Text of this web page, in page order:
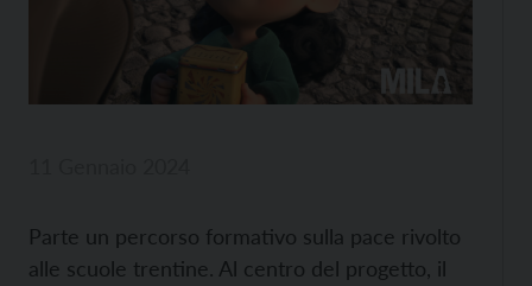
Parte un percorso formativo sulla pace rivolto
alle scuole trentine. Al centro del progetto, il